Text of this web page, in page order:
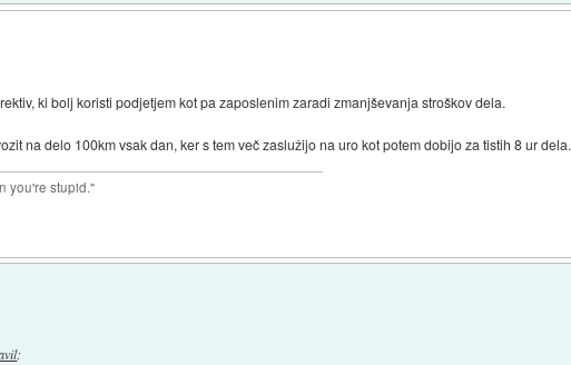
ki bolj koristi podjetjem kot pa zaposlenim zaradi zmanjševanja stroškov dela.
na delo 100km vsak dan, ker s tem več zaslužijo na uro kot potem dobijo za tistih 8 ur dela.
you're stupid."
: